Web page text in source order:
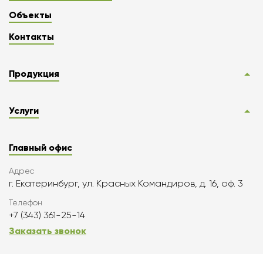
Объекты
Контакты
Продукция
Услуги
Главный офис
Адрес
г. Екатеринбург, ул. Красных Командиров, д. 16, оф. 3
Телефон
+7 (343) 361-25-14
Заказать звонок